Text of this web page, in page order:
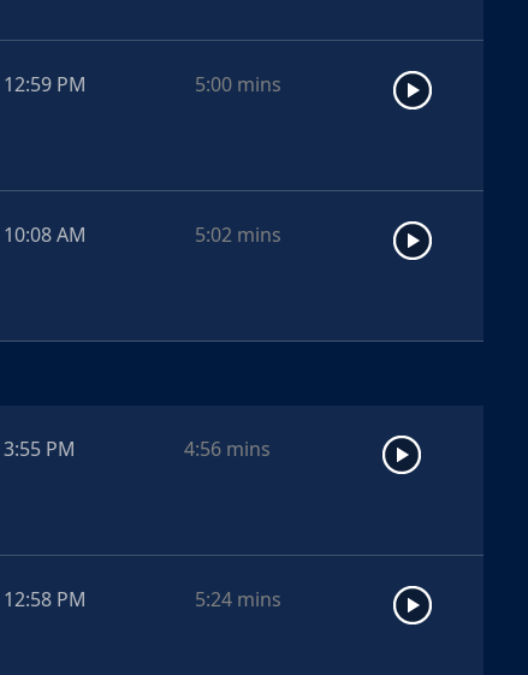
12:59 PM 5:00mins
10:08 AM 5:02mins
3:55 PM 4:56mins
12:58 PM 5:24mins